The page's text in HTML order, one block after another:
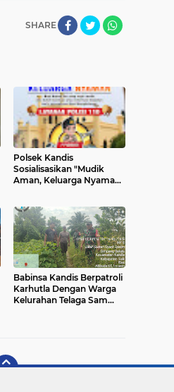
SHARE
Polsek Kandis
Sosialisasikan "Mudik
Aman, Keluarga Nyaman"
Babinsa Kandis Berpatroli
Karhutla Dengan Warga
Kelurahan Telaga Sam